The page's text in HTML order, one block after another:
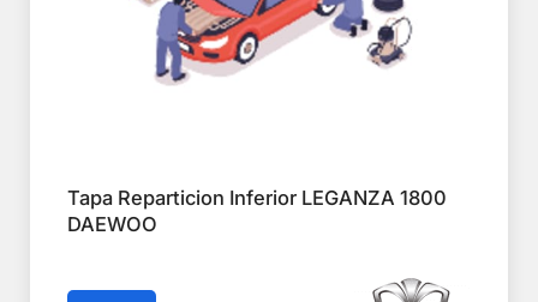
Tapa Reparticion Inferior LEGANZA 1800
DAEWOO